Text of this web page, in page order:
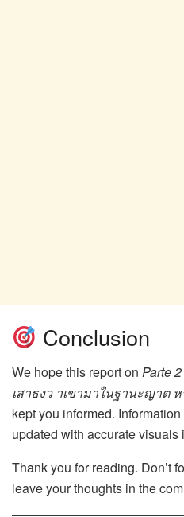
Conclusion
We hope this report on Parte
เสาธงว าเขามาในฐานะญาต
kept you informed.
updated with accurate visuals
Thank you for reading. Don’t
leave your thoughts in the